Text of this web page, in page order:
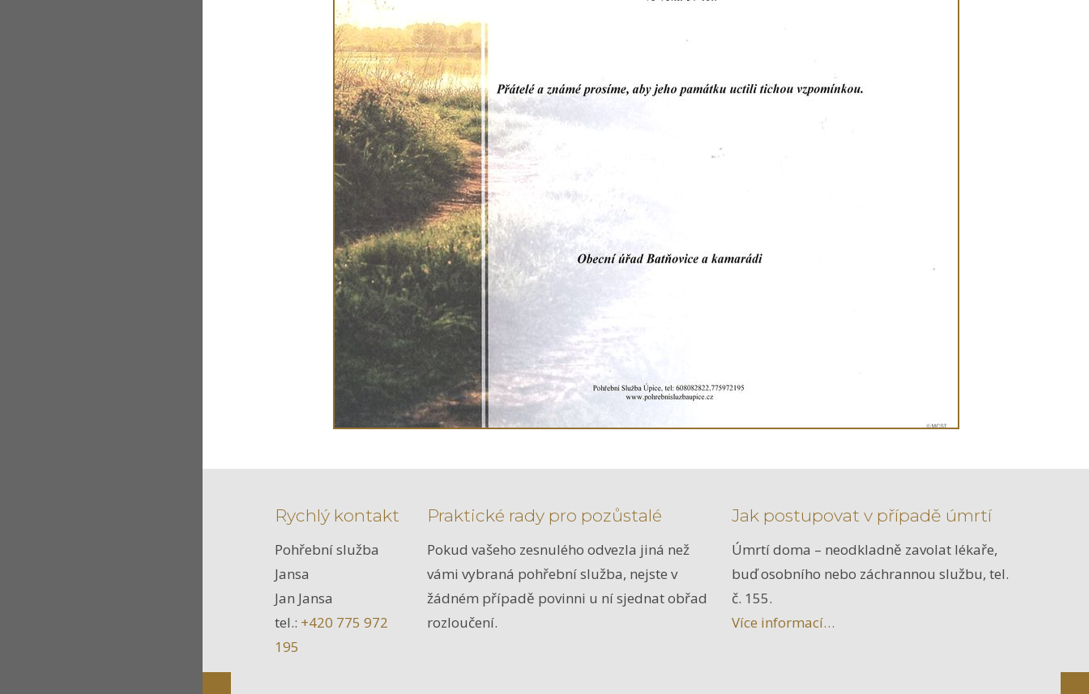
Rychlý kontakt
Pohřební služba
Jansa
Jan Jansa
tel.: +420 775 972
195
Praktické rady pro pozůstalé
Pokud vašeho zesnulého odvezla jiná než
vámi vybraná pohřební služba, nejste v
žádném případě povinni u ní sjednat obřad
rozloučení.
Jak postupovat v případě úmrtí
Úmrtí doma – neodkladně zavolat lékaře,
buď osobního nebo záchrannou službu, tel.
č. 155.
Více informací…